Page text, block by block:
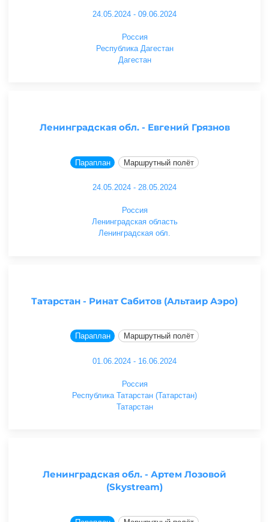
24.05.2024 - 09.06.2024
Россия
Республика Дагестан
Дагестан
Ленинградская обл. - Евгений Грязнов
Параплан Маршрутный полёт
24.05.2024 - 28.05.2024
Россия
Ленинградская область
Ленинградская обл.
Татарстан - Ринат Сабитов (Альтаир Аэро)
Параплан Маршрутный полёт
01.06.2024 - 16.06.2024
Россия
Республика Татарстан (Татарстан)
Татарстан
Ленинградская обл. - Артем Лозовой
(Skystream)